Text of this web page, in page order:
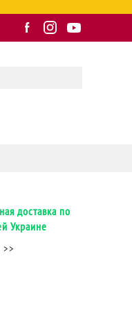
доставка по
Украине